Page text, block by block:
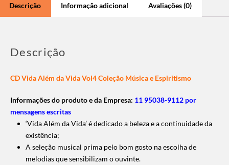
Descrição Informação adicional Avaliações (0)
Descrição
CD Vida Além da Vida Vol4 Coleção Música e Espiritismo
Informações do produto e da Empresa: 11 95038-9112 por
mensagens escritas
‘Vida Além da Vida’ é dedicado a beleza e a continuidade da
existência;
A seleção musical prima pelo bom gosto na escolha de
melodias que sensibilizam o ouvinte.